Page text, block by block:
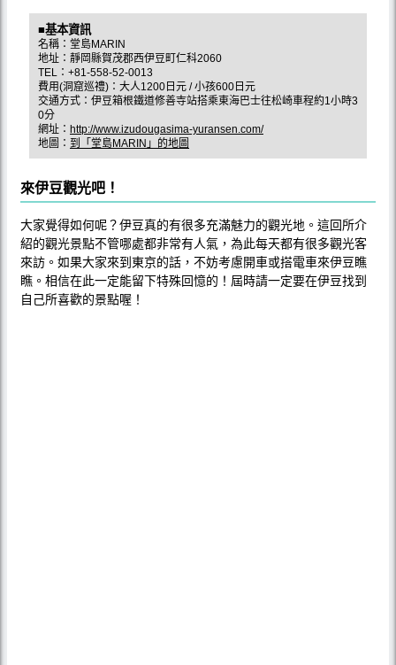
■基本資訊
名稱：堂島MARIN
地址：靜岡縣賀茂郡西伊豆町仁科2060
TEL：+81-558-52-0013
費用(洞窟巡禮)：大人1200日元 / 小孩600日元
交通方式：伊豆箱根鐵道修善寺站搭乘東海巴士往松崎車程約1小時3
0分
網址： http://www.izudougasima-yuransen.com/
地圖： 到「堂島MARIN」的地圖
來伊豆觀光吧！
大家覺得如何呢？伊豆真的有很多充滿魅力的觀光地。這回所介
紹的觀光景點不管哪處都非常有人氣，為此每天都有很多觀光客
來訪。如果大家來到東京的話，不妨考慮開車或搭電車來伊豆瞧
瞧。相信在此一定能留下特殊回憶的！屆時請一定要在伊豆找到
自己所喜歡的景點喔！